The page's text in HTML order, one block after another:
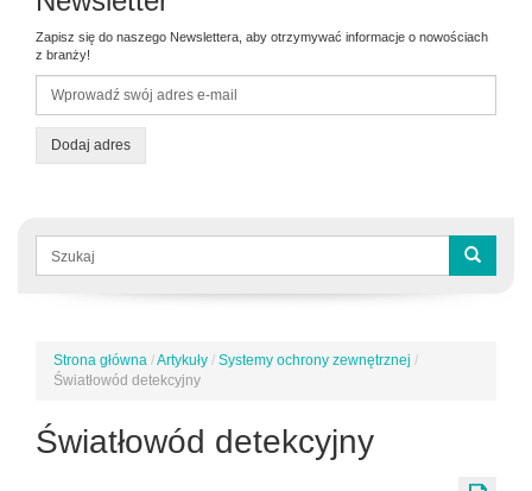
Zapisz się do naszego Newslettera, aby otrzymywać informacje o nowościach
z branży!
Dodaj adres
Formularz
wyszukiwania
Jesteś
tutaj
Strona główna /Artykuły / Systemy ochrony zewnętrznej /
Światłowód detekcyjny
Światłowód detekcyjny